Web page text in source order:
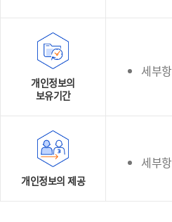
개인정보의
보유기간
세부
개인정보의 제공
세부